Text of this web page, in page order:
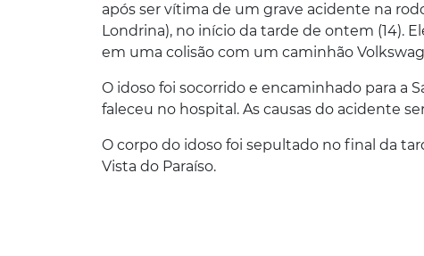
após ser vítima de um grave acidente na
Londrina), no início da tarde de ontem (14).
em uma colisão com um caminhão
O idoso foi socorrido e encaminhado para a
faleceu no hospital. As causas do acidente
O corpo do idoso foi sepultado no final da
Vista do Paraíso.